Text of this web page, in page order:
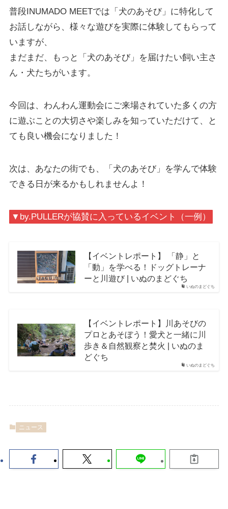
普段INUMADO MEETでは「犬のあそび」に特化して
お話しながら、様々な遊びを実際に体験してもらって
いますが、
まだまだ、もっと「犬のあそび」を届けたい飼い主さ
ん・犬たちがいます。
今回は、わんわん運動会にご来場されていた多くの方
に遊ぶことの大切さや楽しみを知っていただけて、と
ても良い機会になりました！
次は、あなたの街でも、「犬のあそび」を学んで体験
できる日が来るかもしれませんよ！
▼by.PULLERが協賛に入っているイベント（一例）
いぬのまどぐち
【イベントレポート】 「静」と
「動」を学べる！ドッグトレーナ
ーと川遊び | いぬのまどぐち
いぬのまどぐち
【イベントレポート】川あそびの
プロとあそぼう！愛犬と一緒に川
歩き＆自然観察と焚火 | いぬのま
どぐち
ニュース